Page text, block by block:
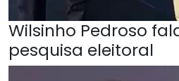
Wilsinho Pedroso
pesquisa eleitoral